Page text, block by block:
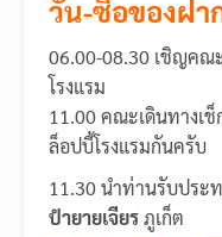
วัน-ซื้อของฝา
06.00-08.30 เชิญคณ
โรงแรม
11.00 คณะเดินทางเ
ล็อปบี้โรงแรมกันครับ
11.30 นำท่านรับประ
ปำยายเจียรภูเก็ต